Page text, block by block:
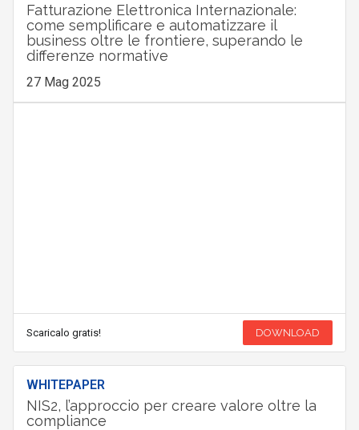
Fatturazione Elettronica Internazionale:
come semplificare e automatizzare il
business oltre le frontiere, superando le
differenze normative
27 Mag 2025
Scaricalo gratis! DOWNLOAD
WHITEPAPER
NIS2, l’approccio per creare valore oltre la
compliance